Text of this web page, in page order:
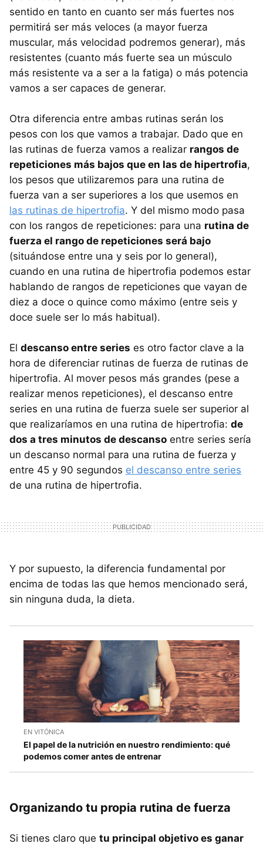
sentido en tanto en cuanto ser más fuertes nos
permitirá ser más veloces (a mayor fuerza
muscular, más velocidad podremos generar), más
resistentes (cuanto más fuerte sea un músculo
más resistente va a ser a la fatiga) o más potencia
vamos a ser capaces de generar.
Otra diferencia entre ambas rutinas serán los
pesos con los que vamos a trabajar. Dado que en
las rutinas de fuerza vamos a realizar rangos de
repeticiones más bajos que en las de hipertrofia,
los pesos que utilizaremos para una rutina de
fuerza van a ser superiores a los que usemos en
las rutinas de hipertrofia. Y del mismo modo pasa
con los rangos de repeticiones: para una rutina de
fuerza el rango de repeticiones será bajo
(situándose entre una y seis por lo general),
cuando en una rutina de hipertrofia podemos estar
hablando de rangos de repeticiones que vayan de
diez a doce o quince como máximo (entre seis y
doce suele ser lo más habitual).
El descanso entre series es otro factor clave a la
hora de diferenciar rutinas de fuerza de rutinas de
hipertrofia. Al mover pesos más grandes (pese a
realizar menos repeticiones), el descanso entre
series en una rutina de fuerza suele ser superior al
que realizaríamos en una rutina de hipertrofia: de
dos a tres minutos de descanso entre series sería
un descanso normal para una rutina de fuerza y
entre 45 y 90 segundos el descanso entre series
de una rutina de hipertrofia.
Y por supuesto, la diferencia fundamental por
encima de todas las que hemos mencionado será,
sin ninguna duda, la dieta.
EN VITÓNICA
El papel de la nutrición en nuestro rendimiento: qué
podemos comer antes de entrenar
Organizando tu propia rutina de fuerza
Si tienes claro que tu principal objetivo es ganar